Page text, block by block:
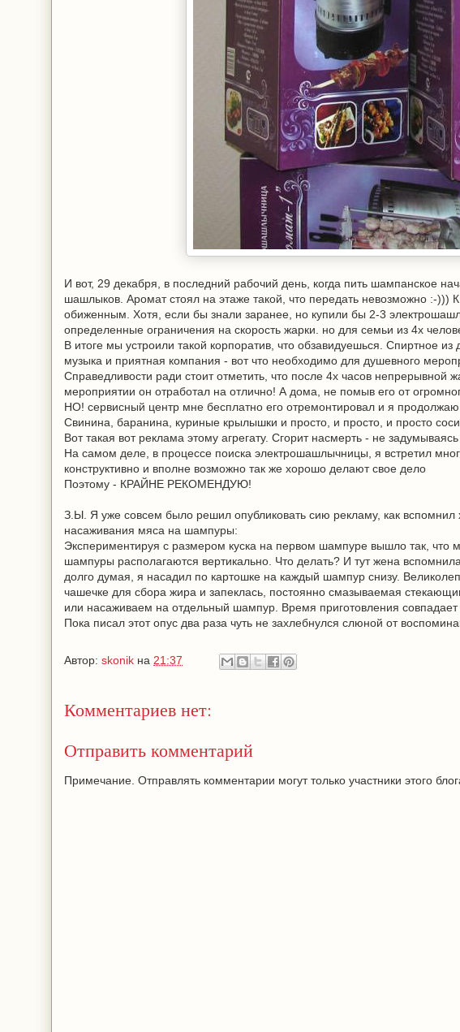
И вот, 29 декабря, в последний рабочий день, когда пить шампанское
шашлыков. Аромат стоял на этаже такой, что передать невозможно :-
обиженным. Хотя, если бы знали заранее, но купили бы 2-3
определенные ограничения на скорость жарки. но для семьи из 4х
В итоге мы устроили такой корпоратив, что обзавидуешься. Спиртное
музыка и приятная компания - вот что необходимо для душевного
Справедливости ради стоит отметить, что после 4х часов непрерывной
мероприятии он отработал на отлично! А дома, не помыв его от
НО! сервисный центр мне бесплатно его отремонтировал и я
Свинина, баранина, куриные крылышки и просто, и просто, и просто
Вот такая вот реклама этому агрегату. Сгорит насмерть - не
На самом деле, в процессе поиска электрошашлычницы, я встретил
конструктивно и вполне возможно так же хорошо делают свое дело
Поэтому - КРАЙНЕ РЕКОМЕНДУЮ!
З.Ы. Я уже совсем было решил опубликовать сию рекламу, как
насаживания мяса на шампуры:
Экспериментируя с размером куска на первом шампуре вышло так, что
шампуры располагаются вертикально. Что делать? И тут жена
долго думая, я насадил по картошке на каждый шампур снизу.
чашечке для сбора жира и запеклась, постоянно смазываемая
или насаживаем на отдельный шампур. Время приготовления
Пока писал этот опус два раза чуть не захлебнулся слюной от
Автор: skonik на 21:37
Комментариев нет:
Отправить комментарий
Примечание. Отправлять комментарии могут только участники этого